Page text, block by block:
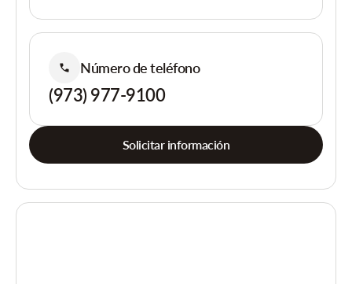
Número de teléfono
(973) 977-9100
Solicitar información